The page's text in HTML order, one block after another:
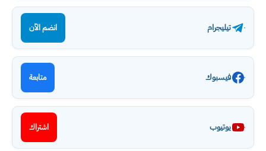
تيليجرام انضم الآن
فيسبوك متابعة
يوتيوب اشتراك